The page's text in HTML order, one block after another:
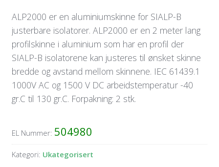
ALP2000 er en aluminiumskinne for SIALP-B
justerbare isolatorer. ALP2000 er en 2 meter lang
profilskinne i aluminium som har en profil der
SIALP-B isolatorene kan justeres til ønsket skinne
bredde og avstand mellom skinnene. IEC 61439.1
1000V AC og 1500 V DC arbeidstemperatur -40
gr.C til 130 gr.C. Forpakning: 2 stk.
EL Nummer: 504980
Kategori: Ukategorisert